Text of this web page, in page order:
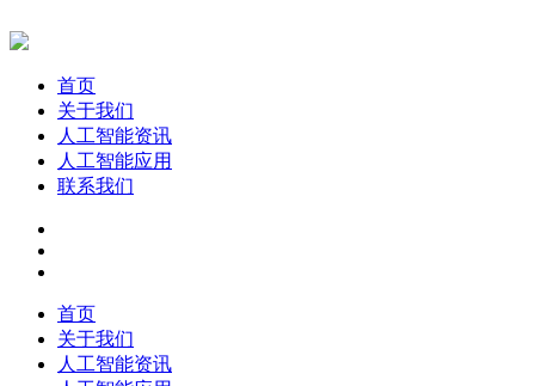
首页
关于我们
人工智能资讯
人工智能应用
联系我们
首页
关于我们
人工智能资讯